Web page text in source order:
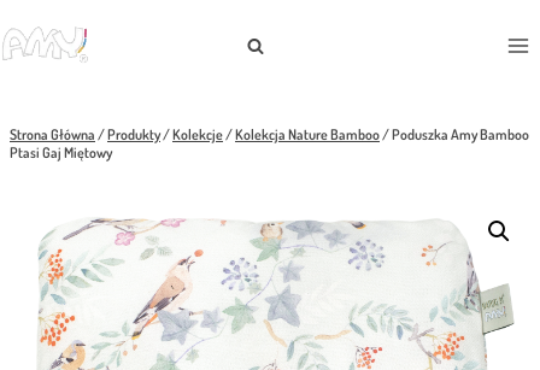
do
treści
Strona Główna /Produkty/Kolekcje/Kolekcja Nature Bamboo/Poduszka Amy Bamboo
Ptasi Gaj Miętowy